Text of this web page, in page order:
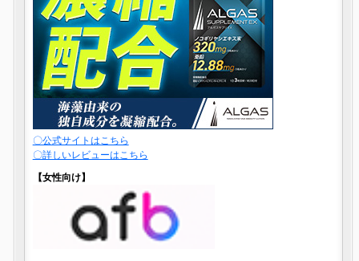
〇公式サイトはこちら
〇詳しいレビューはこちら
【女性向け】